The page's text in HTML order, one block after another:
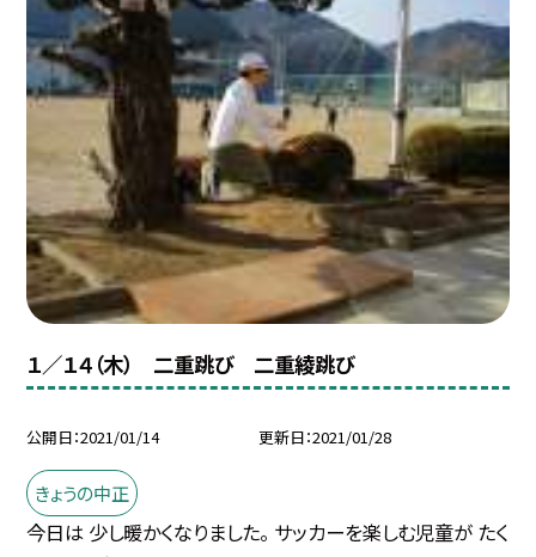
１／１４（木） 二重跳び 二重綾跳び
公開日 2021/01/14 更新日 2021/01/28
きょうの中正
今日は 少し暖かくなりました。 サッカーを楽しむ児童が たく